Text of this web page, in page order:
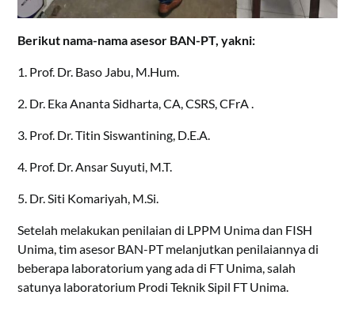
Berikut nama-nama asesor BAN-PT, yakni:
1. Prof. Dr. Baso Jabu, M.Hum.
2. Dr. Eka Ananta Sidharta, CA, CSRS, CFrA .
3. Prof. Dr. Titin Siswantining, D.E.A.
4. Prof. Dr. Ansar Suyuti, M.T.
5. Dr. Siti Komariyah, M.Si.
Setelah melakukan penilaian di LPPM Unima dan FISH
Unima, tim asesor BAN-PT melanjutkan penilaiannya di
beberapa laboratorium yang ada di FT Unima, salah
satunya laboratorium Prodi Teknik Sipil FT Unima.